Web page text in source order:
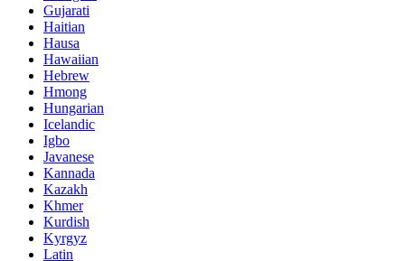
Gujarati
Haitian
Hausa
Hawaiian
Hebrew
Hmong
Hungarian
Icelandic
Igbo
Javanese
Kannada
Kazakh
Khmer
Kurdish
Kyrgyz
Latin